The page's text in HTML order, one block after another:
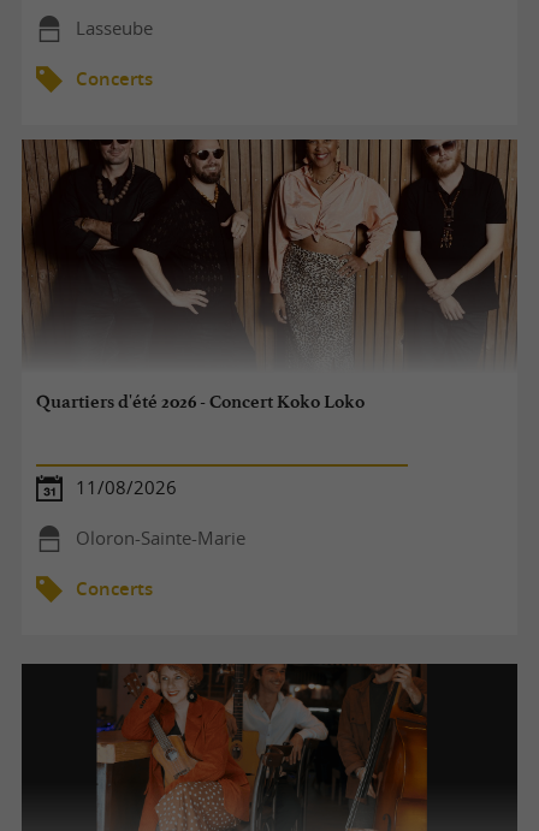
Lasseube
Concerts
Quartiers d'été 2026 - Concert Koko Loko
11/08/2026
Oloron-Sainte-Marie
Concerts